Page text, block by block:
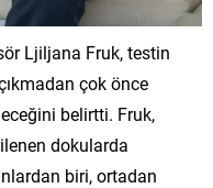
Ljiljana Fruk, testin
çok önce
belirtti. Fruk,
dokularda
biri, ortadan